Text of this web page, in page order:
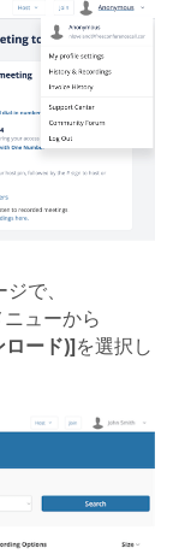
で、
ューから
ード)]を選択し